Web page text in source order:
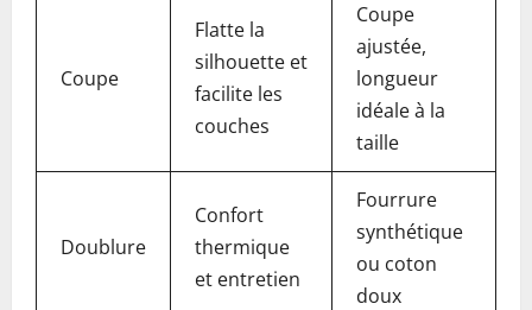
Coupe
Flatte la
silhouette et
facilite les
couches
Coupe
ajustée,
longueur
idéale à la
taille
Doublure
Confort
thermique
et entretien
Fourrure
synthétique
ou coton
doux